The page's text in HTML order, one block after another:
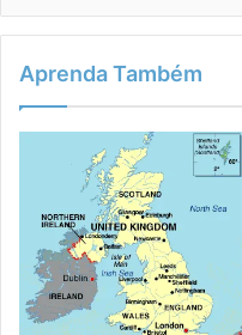
Aprenda Também